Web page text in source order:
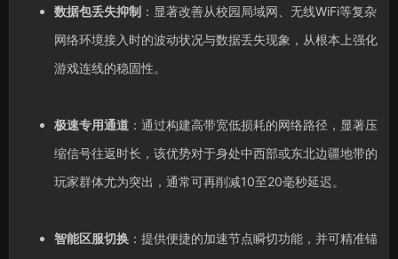
数据包丢失抑制 ：显著改善从校园局域网、无线WiFi等复杂
网络环境接入时的波动状况与数据丢失现象，从根本上强化
游戏连线的稳固性。
极速专用通道：通过构建高带宽低损耗的网络路径，显著压
缩信号往返时长，该优势对于身处中西部或东北边疆地带的
玩家群体尤为突出，通常可再削减10至20毫秒延迟。
智能区服切换：提供便捷的加速节点瞬切功能，并可精准锚